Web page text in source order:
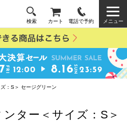
検索 カート 電話で予約 メニュー
：S＞ セージグリーン
ター＜サイズ：S＞